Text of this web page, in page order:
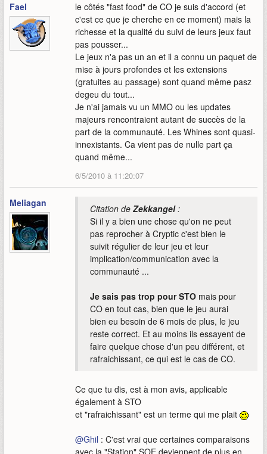
Fael
le côtés "fast food" de CO je suis d'accord (et
c'est ce que je cherche en ce moment) mais la
richesse et la qualité du suivi de leurs jeux faut
pas pousser...
Le jeux n'a pas un an et il a connu un paquet de
mise à jours profondes et les extensions
(gratuites au passage) sont quand même pasz
degeu du tout...
Je n'ai jamais vu un MMO ou les updates
majeurs rencontraient autant de succès de la
part de la communauté. Les Whines sont quasi-
innexistants. Ca vient pas de nulle part ça
quand même...
6/5/2010 à 11:20:07
Meliagan Citation de Zekkangel:
Si il y a bien une chose qu'on ne peut
pas reprocher à Cryptic c'est bien le
suivit régulier de leur jeu et leur
implication/communication avec la
communauté ...
Je sais pas trop pour STO mais pour
CO en tout cas, bien que le jeu aurai
bien eu besoin de 6 mois de plus, le jeu
reste correct. Et au moins ils essayent de
faire quelque chose d'un peu différent, et
rafraichissant, ce qui est le cas de CO.
Ce que tu dis, est à mon avis, applicable
également à STO
et "rafraichissant" est un terme qui me plait
@Ghil : C'est vrai que certaines comparaisons
avec la "Station" SOE deviennent de plus en